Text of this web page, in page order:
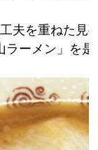
夫を重ねた見
ーメン」を